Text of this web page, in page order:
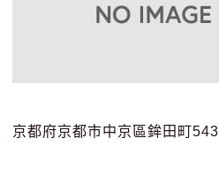
京都府京都市中京區鉾田町543